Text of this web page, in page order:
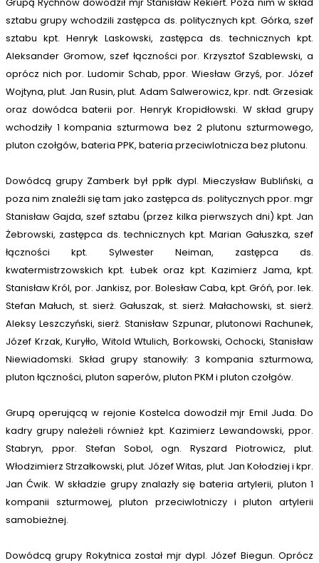
sztabu grupy wchodzili zastępca ds. politycznych kpt. Górka, szef
sztabu kpt. Henryk Laskowski, zastępca ds. technicznych kpt.
Aleksander Gromow, szef łączności por. Krzysztof Szablewski, a
oprócz nich por. Ludomir Schab, ppor. Wiesław Grzyś, por. Józef
Wojtyna, plut. Jan Rusin, plut. Adam Salwerowicz, kpr. ndt. Grzesiak
oraz dowódca baterii por. Henryk Kropidłowski. W skład grupy
wchodziły 1 kompania szturmowa bez 2 plutonu szturmowego,
pluton czołgów, bateria PPK, bateria przeciwlotnicza bez plutonu.
Dowódcą grupy Zamberk był ppłk dypl. Mieczysław Bubliński, a
poza nim znaleźli się tam jako zastępca ds. politycznych ppor. mgr
Stanisław Gajda, szef sztabu (przez kilka pierwszych dni) kpt. Jan
Żebrowski, zastępca ds. technicznych kpt. Marian Gałuszka, szef
łączności kpt. Sylwester Neiman, zastępca ds.
kwatermistrzowskich kpt. Łubek oraz kpt. Kazimierz Jama, kpt.
Stanisław Król, por. Jankisz, por. Bolesław Caba, kpt. Gróń, por. lek.
Stefan Małuch, st. sierż. Gałuszak, st. sierż. Małachowski, st. sierż.
Aleksy Leszczyński, sierż. Stanisław Szpunar, plutonowi Rachunek,
Józef Krzak, Kuryłło, Witold Wtulich, Borkowski, Ochocki, Stanisław
Niewiadomski. Skład grupy stanowiły: 3 kompania szturmowa,
pluton łączności, pluton saperów, pluton PKM i pluton czołgów.
Grupą operującą w rejonie Kostelca dowodził mjr Emil Juda. Do
kadry grupy należeli również kpt. Kazimierz Lewandowski, ppor.
Stabryn, ppor. Stefan Sobol, ogn. Ryszard Piotrowicz, plut.
Włodzimierz Strzałkowski, plut. Józef Witas, plut. Jan Kołodziej i kpr.
Jan Ćwik. W składzie grupy znalazły się bateria artylerii, pluton 1
kompanii szturmowej, pluton przeciwlotniczy i pluton artylerii
samobieżnej.
Dowódcą grupy Rokytnica został mjr dypl. Józef Biegun. Oprócz